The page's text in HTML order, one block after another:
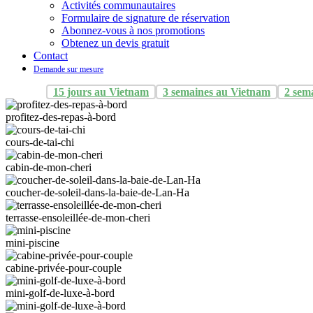
Activités communautaires
Formulaire de signature de réservation
Abonnez-vous à nos promotions
Obtenez un devis gratuit
Contact
Demande sur mesure
15 jours au Vietnam 3 semaines au Vietnam 2
profitez-des-repas-à-bord
cours-de-tai-chi
cabin-de-mon-cheri
coucher-de-soleil-dans-la-baie-de-Lan-Ha
terrasse-ensoleillée-de-mon-cheri
mini-piscine
cabine-privée-pour-couple
mini-golf-de-luxe-à-bord